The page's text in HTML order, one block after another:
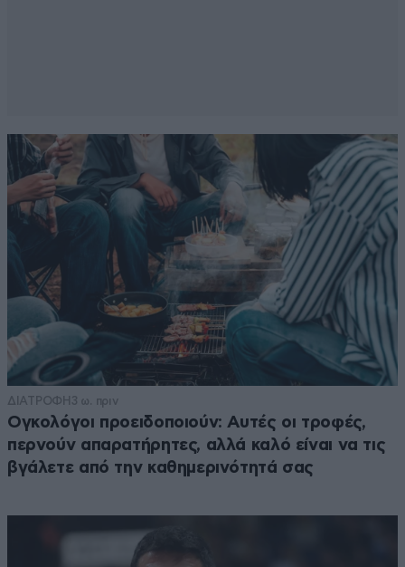
ΔΙΑΤΡΟΦΗ 3 ω. πριν
Ογκολόγοι προειδοποιούν: Αυτές οι τροφές,
περνούν απαρατήρητες, αλλά καλό είναι να τις
βγάλετε από την καθημερινότητά σας